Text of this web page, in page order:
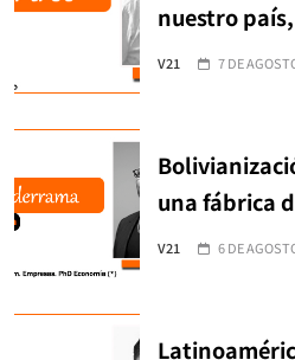
nuestro
V21 7 DE
una fábrica
V21 6 DE